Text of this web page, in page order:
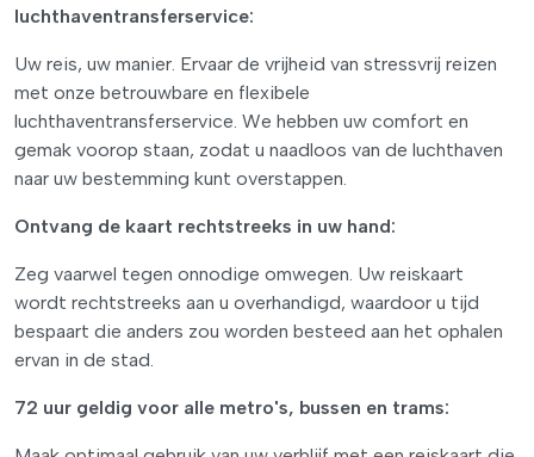
luchthaventransferservice:
Uw reis, uw manier. Ervaar de vrijheid van stressvrij reizen
met onze betrouwbare en flexibele
luchthaventransferservice. We hebben uw comfort en
gemak voorop staan, zodat u naadloos van de luchthaven
naar uw bestemming kunt overstappen.
Ontvang de kaart rechtstreeks in uw hand:
Zeg vaarwel tegen onnodige omwegen. Uw reiskaart
wordt rechtstreeks aan u overhandigd, waardoor u tijd
bespaart die anders zou worden besteed aan het ophalen
ervan in de stad.
72 uur geldig voor alle metro's, bussen en trams: